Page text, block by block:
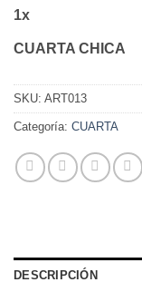
1x
CUARTA CHICA
SKU: ART013
Categoría: CUARTA
DESCRIPCIÓN